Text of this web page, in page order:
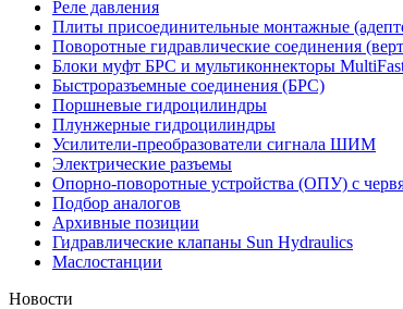
Реле давления
Плиты присоединительные монтажные
Поворотные гидравлические соединения
Блоки муфт БРС и мультиконнекторы
Быстроразъемные соединения (БРС)
Поршневые гидроцилиндры
Плунжерные гидроцилиндры
Усилители-преобразователи сигнала ШИМ
Электрические разъемы
Опорно-поворотные устройства (ОПУ) с
Подбор аналогов
Архивные позиции
Гидравлические клапаны Sun Hydraulics
Маслостанции
Новости